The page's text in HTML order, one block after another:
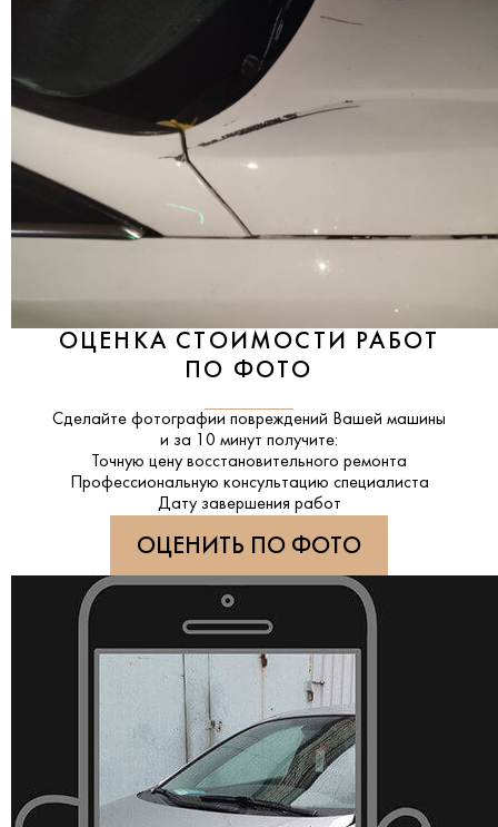
ОЦЕНКА СТОИМОСТИ РАБОТ
ПО ФОТО
Сделайте фотографии повреждений Вашей машины
и за 10 минут получите:
Точную цену восстановительного ремонта
Профессиональную консультацию специалиста
Дату завершения работ
ОЦЕНИТЬ ПО ФОТО